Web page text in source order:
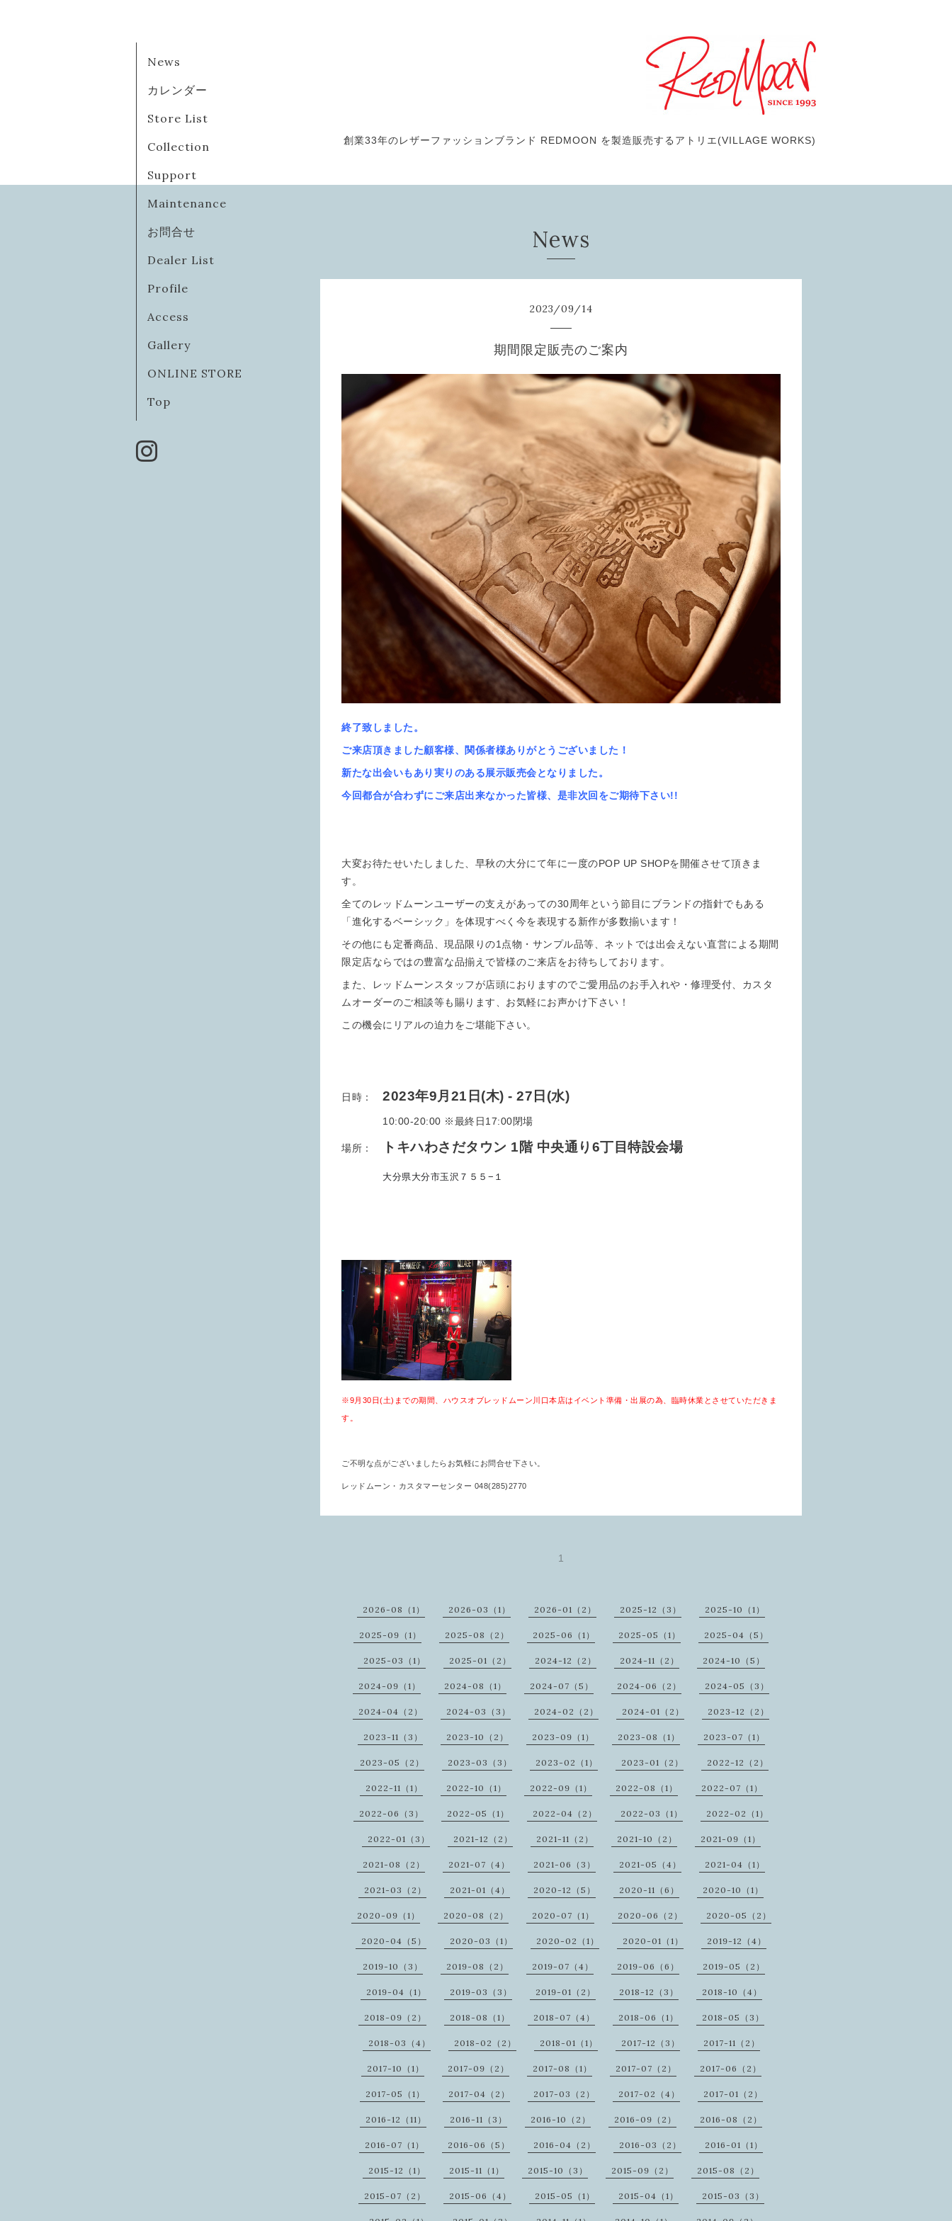
創業33年のレザーファッションブランド REDMOON を製造販売するアトリエ(VILLAGE WORKS)
News
カレンダー
Store List
Collection
Support
Maintenance
お問合せ
Dealer List
Profile
Access
Gallery
ONLINE STORE
Top
News
2023/09/14
期間限定販売のご案内
終了致しました。
ご来店頂きました顧客様、関係者様ありがとうございました！
新たな出会いもあり実りのある展示販売会となりました。
今回都合が合わずにご来店出来なかった皆様、是非次回をご期待下さい!!
大変お待たせいたしました、早秋の大分にて年に一度のPOP UP SHOPを開催させて頂きま
す。
全てのレッドムーンユーザーの支えがあっての30周年という節目にブランドの指針でもある
「進化するベーシック」を体現すべく今を表現する新作が多数揃います！
その他にも定番商品、現品限りの1点物・サンプル品等、ネットでは出会えない直営による期間
限定店ならではの豊富な品揃えで皆様のご来店をお待ちしております。
また、レッドムーンスタッフが店頭におりますのでご愛用品のお手入れや・修理受付、カスタ
ムオーダーのご相談等も賜ります、お気軽にお声かけ下さい！
この機会にリアルの迫力をご堪能下さい。
日時： 2023年9月21日(木) - 27 日(水)
10:00-20:00 ※最終日17:00閉場
場所： トキハわさだタウン 1階 中央通り6丁目特設会場
大分県大分市玉沢７５５−１
※9月30日(土)までの期間、 ハウスオブレッドムーン川口本店はイベント準備・出展の為、臨時休業とさせていただきま
す。
ご不明な点がございましたらお気軽にお問合せ下さい。
レッドムーン・カスタマーセンター 048(285)2770
1
2026-08（1） 2026-03（1） 2026-01（2） 2025-12（3） 2025-10（1）
2025-09（1） 2025-08（2） 2025-06（1） 2025-05（1） 2025-04（5）
2025-03（1） 2025-01（2） 2024-12（2） 2024-11（2） 2024-10（5）
2024-09（1） 2024-08（1） 2024-07（5） 2024-06（2） 2024-05（3）
2024-04（2） 2024-03（3） 2024-02（2） 2024-01（2） 2023-12（2）
2023-11（3） 2023-10（2） 2023-09（1） 2023-08（1） 2023-07（1）
2023-05（2） 2023-03（3） 2023-02（1） 2023-01（2） 2022-12（2）
2022-11（1） 2022-10（1） 2022-09（1） 2022-08（1） 2022-07（1）
2022-06（3） 2022-05（1） 2022-04（2） 2022-03（1） 2022-02（1）
2022-01（3） 2021-12（2） 2021-11（2） 2021-10（2） 2021-09（1）
2021-08（2） 2021-07（4） 2021-06（3） 2021-05（4） 2021-04（1）
2021-03（2） 2021-01（4） 2020-12（5） 2020-11（6） 2020-10（1）
2020-09（1） 2020-08（2） 2020-07（1） 2020-06（2） 2020-05（2）
2020-04（5） 2020-03（1） 2020-02（1） 2020-01（1） 2019-12（4）
2019-10（3） 2019-08（2） 2019-07（4） 2019-06（6） 2019-05（2）
2019-04（1） 2019-03（3） 2019-01（2） 2018-12（3） 2018-10（4）
2018-09（2） 2018-08（1） 2018-07（4） 2018-06（1） 2018-05（3）
2018-03（4） 2018-02（2） 2018-01（1） 2017-12（3） 2017-11（2）
2017-10（1） 2017-09（2） 2017-08（1） 2017-07（2） 2017-06（2）
2017-05（1） 2017-04（2） 2017-03（2） 2017-02（4） 2017-01（2）
2016-12（11） 2016-11（3） 2016-10（2） 2016-09（2） 2016-08（2）
2016-07（1） 2016-06（5） 2016-04（2） 2016-03（2） 2016-01（1）
2015-12（1） 2015-11（1） 2015-10（3） 2015-09（2） 2015-08（2）
2015-07（2） 2015-06（4） 2015-05（1） 2015-04（1） 2015-03（3）